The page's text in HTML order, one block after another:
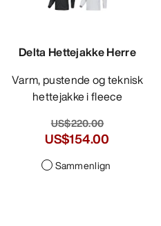
Delta Hettejakke Herre
Varm, pustende og teknisk
hettejakke i fleece
US$220.00
US$154.00
Sammenlign